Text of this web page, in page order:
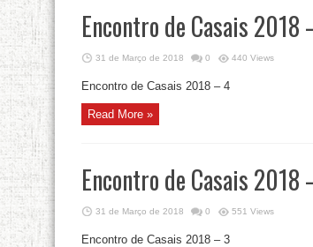
Encontro de Casais 2018
31 de Março de 2018 0 440 Views
Encontro de Casais 2018 – 4
Read More »
Encontro de Casais 2018
31 de Março de 2018 0 551 Views
Encontro de Casais 2018 – 3